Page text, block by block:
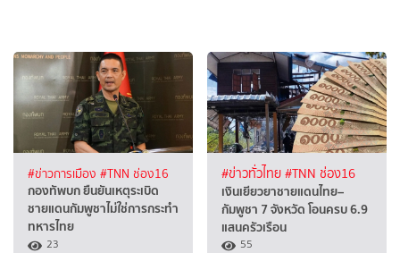
#ข่าวการเมือง #TNN ช่อง16
กองทัพบก ยืนยันเหตุระเบิด
ชายแดนกัมพูชาไม่ใช่การกระทำ
ทหารไทย
23
#ข่าวทั่วไทย#TNN ช่อง16
เงินเยียวยาชายแดนไทย–
กัมพูชา 7 จังหวัด โอนครบ 6.9
แสนครัวเรือน
55